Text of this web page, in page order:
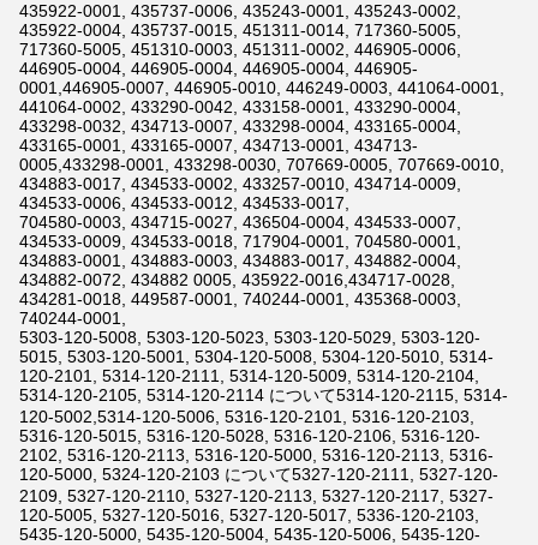
435922-0001, 435737-0006, 435243-0001, 435243-0002,
435922-0004, 435737-0015, 451311-0014, 717360-5005,
717360-5005, 451310-0003, 451311-0002, 446905-0006,
446905-0004, 446905-0004, 446905-0004, 446905-
0001,446905-0007, 446905-0010, 446249-0003, 441064-0001,
441064-0002, 433290-0042, 433158-0001, 433290-0004,
433298-0032, 434713-0007, 433298-0004, 433165-0004,
433165-0001, 433165-0007, 434713-0001, 434713-
0005,433298-0001, 433298-0030, 707669-0005, 707669-0010,
434883-0017, 434533-0002, 433257-0010, 434714-0009,
434533-0006, 434533-0012, 434533-0017,
704580-0003, 434715-0027, 436504-0004, 434533-0007,
434533-0009, 434533-0018, 717904-0001, 704580-0001,
434883-0001, 434883-0003, 434883-0017, 434882-0004,
434882-0072, 434882 0005, 435922-0016,434717-0028,
434281-0018, 449587-0001, 740244-0001, 435368-0003,
740244-0001,
5303-120-5008, 5303-120-5023, 5303-120-5029, 5303-120-
5015, 5303-120-5001, 5304-120-5008, 5304-120-5010, 5314-
120-2101, 5314-120-2111, 5314-120-5009, 5314-120-2104,
5314-120-2105, 5314-120-2114 について5314-120-2115, 5314-
120-5002,5314-120-5006, 5316-120-2101, 5316-120-2103,
5316-120-5015, 5316-120-5028, 5316-120-2106, 5316-120-
2102, 5316-120-2113, 5316-120-5000, 5316-120-2113, 5316-
120-5000, 5324-120-2103 について5327-120-2111, 5327-120-
2109, 5327-120-2110, 5327-120-2113, 5327-120-2117, 5327-
120-5005, 5327-120-5016, 5327-120-5017, 5336-120-2103,
5435-120-5000, 5435-120-5004, 5435-120-5006, 5435-120-